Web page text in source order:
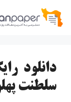
پرش
دانلود
سلطنت